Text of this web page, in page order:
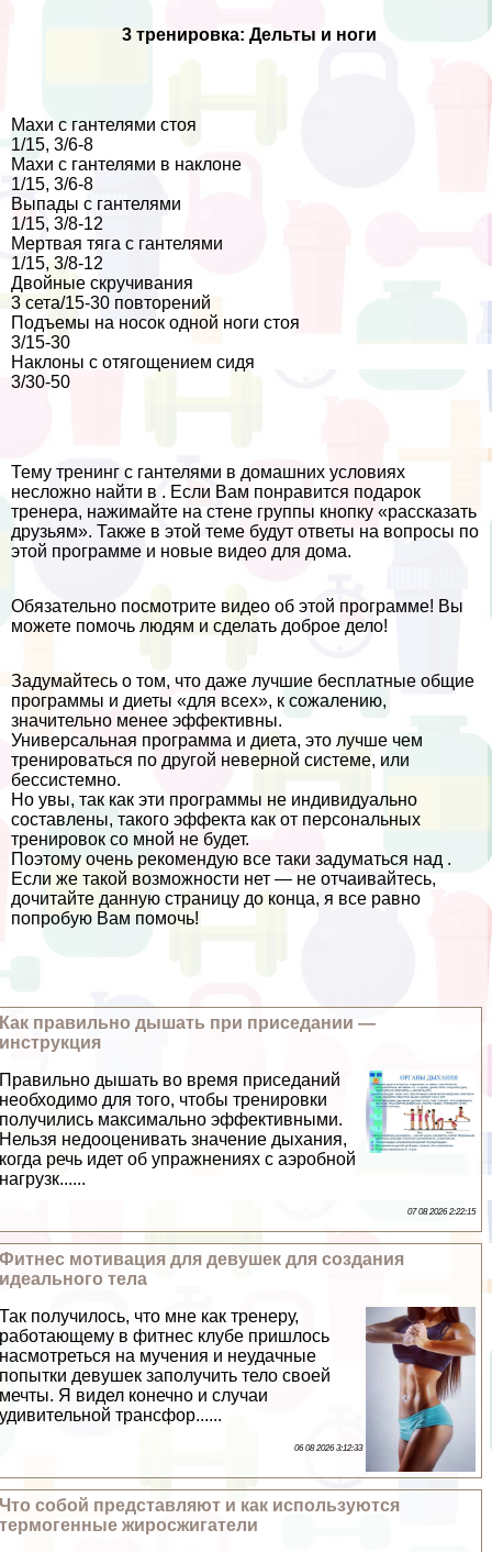
3 тренировка: Дельты и ноги
Махи с гантелями стоя
1/15, 3/6-8
Махи с гантелями в наклоне
1/15, 3/6-8
Выпады с гантелями
1/15, 3/8-12
Мертвая тяга с гантелями
1/15, 3/8-12
Двойные скручивания
3 сета/15-30 повторений
Подъемы на носок одной ноги стоя
3/15-30
Наклоны с отягощением сидя
3/30-50
Тему тренинг с гантелями в домашних условиях
несложно найти в . Если Вам понравится подарок
тренера, нажимайте на стене группы кнопку «рассказать
друзьям». Также в этой теме будут ответы на вопросы по
этой программе и новые видео для дома.
Обязательно посмотрите видео об этой программе! Вы
можете помочь людям и сделать доброе дело!
Задумайтесь о том, что даже лучшие бесплатные общие
программы и диеты «для всех», к сожалению,
значительно менее эффективны.
Универсальная программа и диета, это лучше чем
тренироваться по другой неверной системе, или
бессистемно.
Но увы, так как эти программы не индивидуально
составлены, такого эффекта как от персональных
тренировок со мной не будет.
Поэтому очень рекомендую все таки задуматься над .
Если же такой возможности нет — не отчаивайтесь,
дочитайте данную страницу до конца, я все равно
попробую Вам помочь!
Как правильно дышать при приседании —
инструкция
Правильно дышать во время приседаний
необходимо для того, чтобы тренировки
получились максимально эффективными.
Нельзя недооценивать значение дыхания,
когда речь идет об упражнениях с аэробной
нагрузк......
07 08 2026 2:22:15
Фитнес мотивация для дeвyшек для создания
идеального тела
Так получилось, что мне как тренеру,
работающему в фитнес клубе пришлось
насмотреться на мучения и неудачные
попытки дeвyшек заполучить тело своей
мечты. Я видел конечно и случаи
удивительной трaнcфор......
06 08 2026 3:12:33
Что собой представляют и как используются
термогенные жиросжигатели